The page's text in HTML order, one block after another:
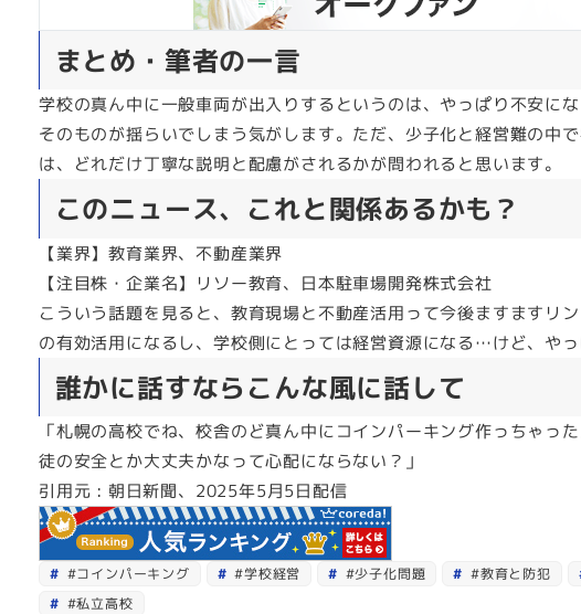
まとめ・筆者の一言
学校の真ん中に一般車両が出入りするというのは、やっぱり不安に
そのものが揺らいでしまう気がします。ただ、少子化と経営難の中
は、どれだけ丁寧な説明と配慮がされるかが問われると思います。
このニュース、これと関係あるかも？
【業界】教育業界、不動産業界
【注目株・企業名】リソー教育、日本駐車場開発株式会社
こういう話題を見ると、教育現場と不動産活用って今後ますますリ
の有効活用になるし、学校側にとっては経営資源になる…けど、や
誰かに話すならこんな風に話して
「札幌の高校でね、校舎のど真ん中にコインパーキング作っちゃ
徒の安全とか大丈夫かなって心配にならない？」
引用元 : 朝日新聞、2025年5月5日配信
#コインパーキング #学校経営 #少子化問題 #教育と防犯
#私立高校